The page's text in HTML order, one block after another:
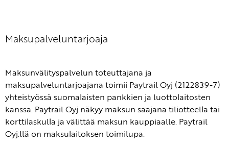
Maksupalveluntarjoaja
Maksunvälityspalvelun toteuttajana ja
maksupalveluntarjoajana toimii Paytrail Oyj (2122839-7)
yhteistyössä suomalaisten pankkien ja luottolaitosten
kanssa. Paytrail Oyj näkyy maksun saajana tiliotteella tai
korttilaskulla ja välittää maksun kauppiaalle. Paytrail
Oyj:llä on maksulaitoksen toimilupa.